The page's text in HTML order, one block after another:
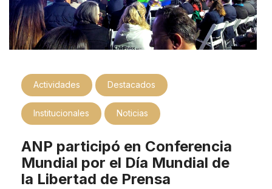
Actividades Destacados
Institucionales Noticias
ANP participó en Conferencia
Mundial por el Día Mundial de
la Libertad de Prensa